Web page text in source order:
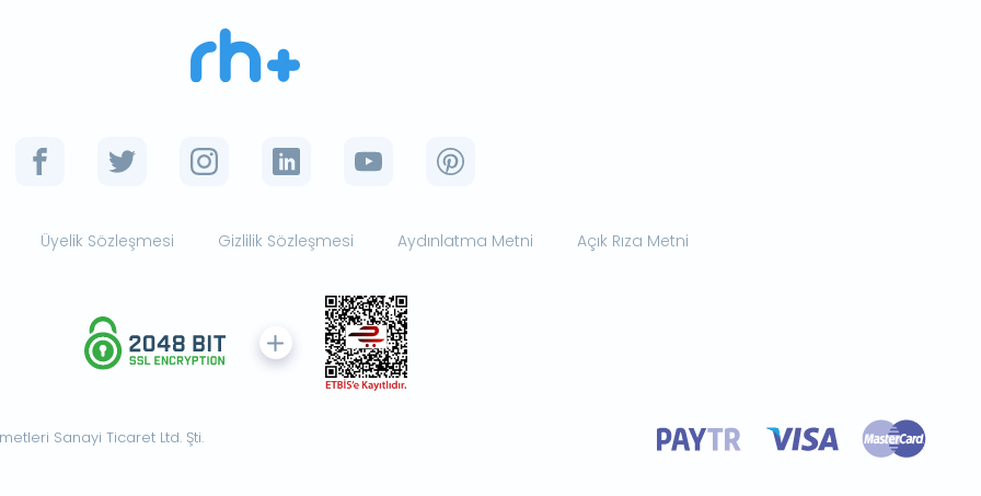
Üyelik Sözleşmesi Gizlilik Sözleşmesi Aydınlatma Metni Açık Rıza Metni
Sanayi Ticaret Ltd. Şti.